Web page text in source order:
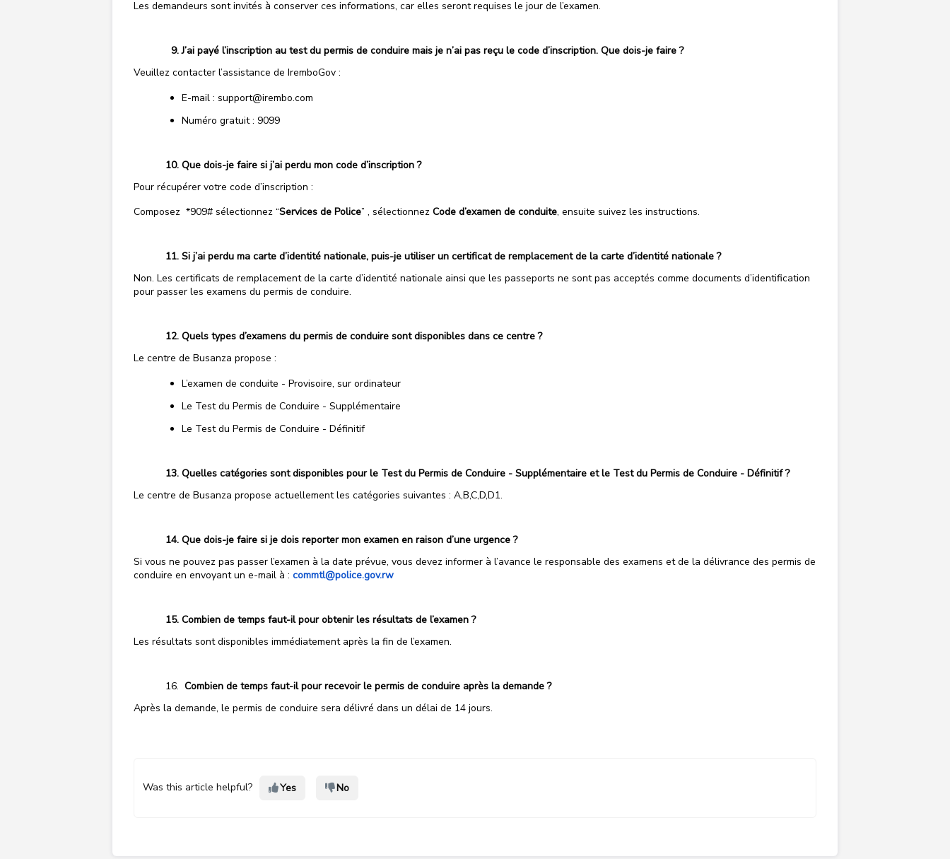
Les demandeurs sont invités à conserver ces informations, car elles seront requises le jour de l’examen.
J’ai payé l’inscription au test du permis de conduire mais je n’ai pas reçu le code d’inscription. Que dois-je faire ?
Veuillez contacter l’assistance de IremboGov :
E-mail : support@irembo.com
Numéro gratuit : 9099
Que dois-je faire si j’ai perdu mon code d’inscription ?
Pour récupérer votre code d’inscription :
Composez *909# sélectionnez “Services de Police” , sélectionnez Code d’examen de conduite, ensuite suivez les instructions.
Si j’ai perdu ma carte d’identité nationale, puis-je utiliser un certificat de remplacement de la carte d’identité nationale ?
Non. Les certificats de remplacement de la carte d’identité nationale ainsi que les passeports ne sont pas acceptés comme documents d’identification
pour passer les examens du permis de conduire.
Quels types d’examens du permis de conduire sont disponibles dans ce centre ?
Le centre de Busanza propose :
L’examen de conduite - Provisoire, sur ordinateur
Le Test du Permis de Conduire - Supplémentaire
Le Test du Permis de Conduire - Définitif
Quelles catégories sont disponibles pour le Test du Permis de Conduire - Supplémentaire et le Test du Permis de Conduire - Définitif ?
Le centre de Busanza propose actuellement les catégories suivantes : A,B,C,D,D1.
Que dois-je faire si je dois reporter mon examen en raison d’une urgence ?
Si vous ne pouvez pas passer l’examen à la date prévue, vous devez informer à l’avance le responsable des examens et de la délivrance des permis de
conduire en envoyant un e-mail à : commtl@police.gov.rw
Combien de temps faut-il pour obtenir les résultats de l’examen ?
Les résultats sont disponibles immédiatement après la fin de l’examen.
Combien de temps faut-il pour recevoir le permis de conduire après la demande ?
Après la demande, le permis de conduire sera délivré dans un délai de 14 jours.
Was this article helpful? Yes No